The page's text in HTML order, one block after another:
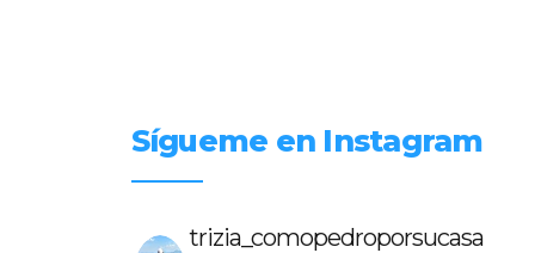
Sígueme en Instagram
trizia_comopedroporsucasa